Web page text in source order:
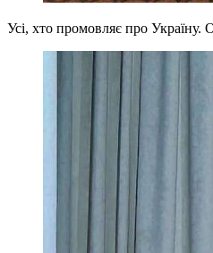
Усі, хто промовляє про Україну.